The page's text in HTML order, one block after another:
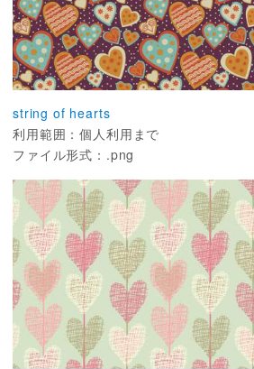
string of hearts
利用範囲：個人利用まで
ファイル形式：.png